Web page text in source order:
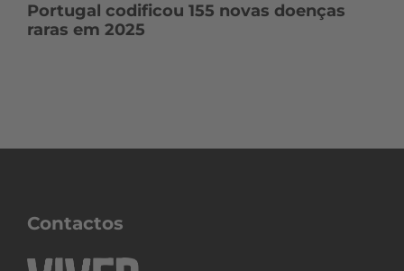
Portugal codificou 155 novas doenças
raras em 2025
Contactos